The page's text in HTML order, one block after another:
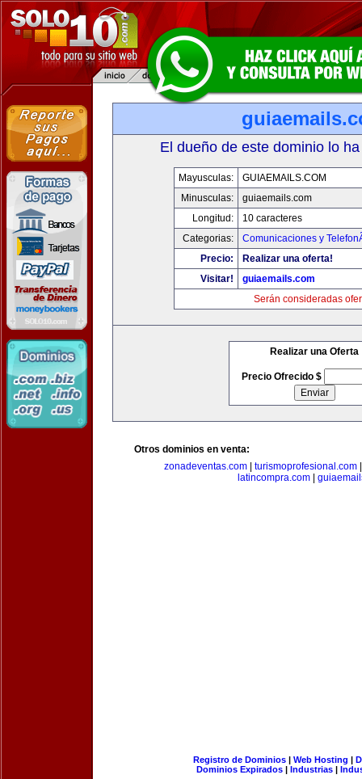
El dueño de este dominio lo
Mayusculas:
GUIAEMAILS.COM
Minusculas:
guiaemails.com
Longitud:
10 caracteres
Categorias:
Comunicaciones y
Precio:
Realizar una oferta!
Visitar!
guiaemails.com
Serán consideradas
Realizar una Oferta
Precio Ofrecido $
Otros dominios en venta:
zonadeventas.com| turismoprofesional.com
latincompra.com|
Registro de Dominios| Web Hosting |
Dominios Expirados | Industrias |